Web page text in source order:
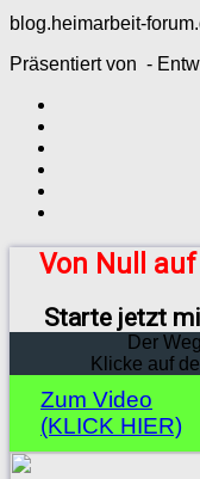
blog.heimarbeit-
Präsentiert von -
Von Null
Starte jetzt
Der
Klicke auf
Zum Video
(KLICK HIER)